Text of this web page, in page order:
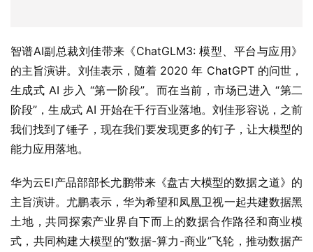
智谱AI副总裁刘佳带来《ChatGLM3: 模型、平台与应用》
的主旨演讲。刘佳表示，随着 2020 年 ChatGPT 的问世，
生成式 AI 步入 “第一阶段”。而在当前，市场已进入 “第二
阶段”，生成式 AI 开始在千行百业落地。刘佳形容说，之前
我们找到了锤子，现在我们要发现更多的钉子，让大模型的
能力应用落地。
华为云EI产品部部长尤鹏带来《盘古大模型的数据之道》的
主旨演讲。尤鹏表示，华为希望和凤凰卫视一起共建数据黑
土地，共同探索产业界自下而上的数据合作路径和商业模
式，共同构建大模型的“数据-算力-商业”飞轮，推动数据产